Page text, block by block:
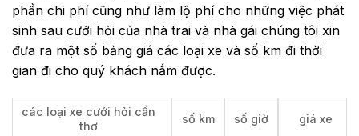
phần chi phí cũng như làm lộ phí cho những việc phát
sinh sau cưới hỏi của nhà trai và nhà gái chúng tôi xin
đưa ra một số bảng giá các loại xe và số km đi thời
gian đi cho quý khách nắm được.
các loại xe cưới hỏi cần
thơ
số km số giờ giá xe